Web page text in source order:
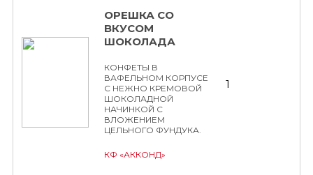
ОРЕШКА СО
ВКУСОМ
ШОКОЛАДА
КОНФЕТЫ В
ВАФЕЛЬНОМ КОРПУСЕ
С НЕЖНО КРЕМОВОЙ
ШОКОЛАДНОЙ
НАЧИНКОЙ С
ВЛОЖЕНИЕМ
ЦЕЛЬНОГО ФУНДУКА.
КФ «АККОНД»
1